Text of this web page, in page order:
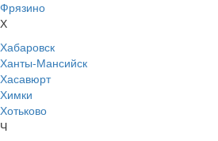
Фрязино
Х
Хабаровск
Ханты-Мансийск
Хасавюрт
Химки
Хотьково
Ч